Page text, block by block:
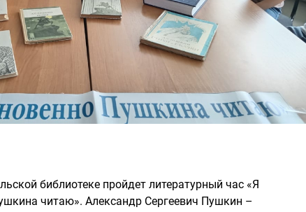
библиотеке пройдет литературный час «Я
читаю». Александр Сергеевич Пушкин –